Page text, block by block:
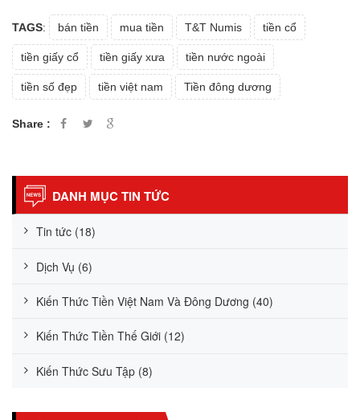
TAGS: bán tiền mua tiền T&T Numis tiền cổ
tiền giấy cổ tiền giấy xưa tiền nước ngoài
tiền số đẹp tiền việt nam Tiền đông dương
Share :
DANH MỤC TIN TỨC
Tin tức (18)
Dịch Vụ (6)
Kiến Thức Tiền Việt Nam Và Đông Dương (40)
Kiến Thức Tiền Thế Giới (12)
Kiến Thức Sưu Tập (8)